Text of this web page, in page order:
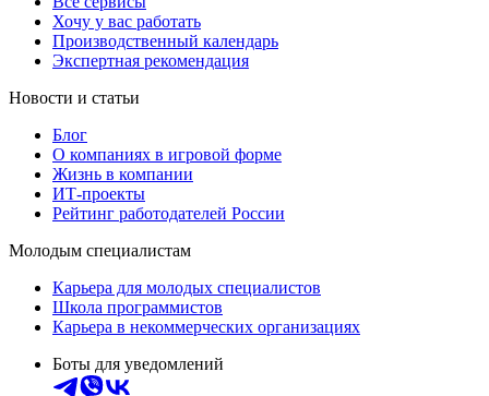
Хочу у вас работать
Производственный календарь
Экспертная рекомендация
Новости и статьи
Блог
О компаниях в игровой форме
Жизнь в компании
ИТ-проекты
Рейтинг работодателей России
Молодым специалистам
Карьера для молодых специалистов
Школа программистов
Карьера в некоммерческих организациях
Боты для уведомлений